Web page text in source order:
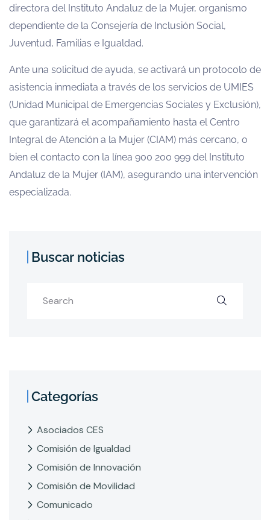
directora del Instituto Andaluz de la Mujer, organismo
dependiente de la Consejería de Inclusión Social,
Juventud, Familias e Igualdad.
Ante una solicitud de ayuda, se activará un protocolo de
asistencia inmediata a través de los servicios de UMIES
(Unidad Municipal de Emergencias Sociales y Exclusión),
que garantizará el acompañamiento hasta el Centro
Integral de Atención a la Mujer (CIAM) más cercano, o
bien el contacto con la línea 900 200 999 del Instituto
Andaluz de la Mujer (IAM), asegurando una intervención
especializada.
Buscar noticias
Categorías
Asociados CES
Comisión de Igualdad
Comisión de Innovación
Comisión de Movilidad
Comunicado